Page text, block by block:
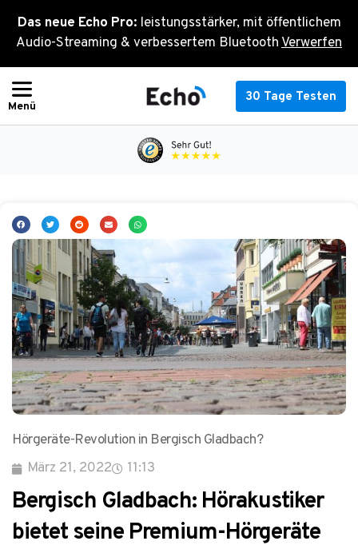
Das neue Echo Pro: leistungsstärker, mit öffentlichem
Audio-Streaming & verbessertem BluetoothVerwerfen
Inhalt
springen
30 Tage Testen
Hörgeräte-Revolution in Bergisch Gladbach?
März 21, 2022
11:13
Bergisch Gladbach: Hörakustiker
bietet seine Premium-Hörgeräte